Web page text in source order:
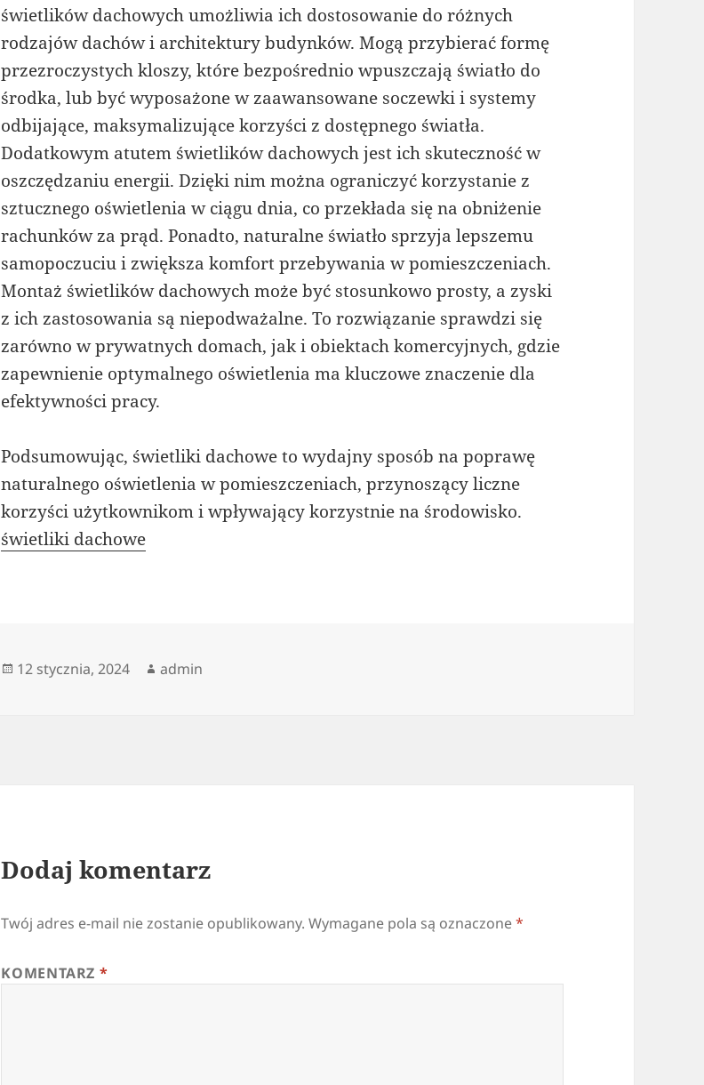
świetlików dachowych umożliwia ich dostosowanie do różnych
rodzajów dachów i architektury budynków. Mogą przybierać formę
przezroczystych kloszy, które bezpośrednio wpuszczają światło do
środka, lub być wyposażone w zaawansowane soczewki i systemy
odbijające, maksymalizujące korzyści z dostępnego światła.
Dodatkowym atutem świetlików dachowych jest ich skuteczność w
oszczędzaniu energii. Dzięki nim można ograniczyć korzystanie z
sztucznego oświetlenia w ciągu dnia, co przekłada się na obniżenie
rachunków za prąd. Ponadto, naturalne światło sprzyja lepszemu
samopoczuciu i zwiększa komfort przebywania w pomieszczeniach.
Montaż świetlików dachowych może być stosunkowo prosty, a zyski
z ich zastosowania są niepodważalne. To rozwiązanie sprawdzi się
zarówno w prywatnych domach, jak i obiektach komercyjnych, gdzie
zapewnienie optymalnego oświetlenia ma kluczowe znaczenie dla
efektywności pracy.
Podsumowując, świetliki dachowe to wydajny sposób na poprawę
naturalnego oświetlenia w pomieszczeniach, przynoszący liczne
korzyści użytkownikom i wpływający korzystnie na środowisko.
świetliki dachowe
Data
12 stycznia, 2024 Autor
admin
Dodaj komentarz
Twój adres e-mail nie zostanie opublikowany. Wymagane pola są oznaczone*
KOMENTARZ *